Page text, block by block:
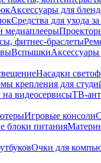
Аксессуары для
Средства для ухода
медиаплееры
фитнес-браслеты
Вспышки
Насадки
крепления для
видеосервисыТВ-
Игровые консоли
блоки питания
Очки для